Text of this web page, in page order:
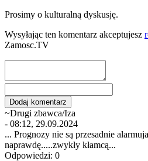
Prosimy o kulturalną dyskusję.
Wysyłając ten komentarz akceptujesz
Zamosc.TV
~Drugi zbawca/Iza
- 08:12, 29.09.2024
... Prognozy nie są przesadnie
naprawdę.....zwykły kłamcą...
Odpowiedzi: 0